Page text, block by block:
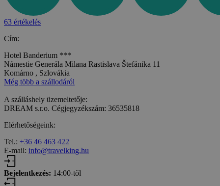
63 értékelés
Cím:
Hotel Banderium ***
Námestie Generála Milana Rastislava Štefánika 11
Komárno , Szlovákia
Még több a szállodáról
A szálláshely üzemeltetője:
DREAM s.r.o. Cégjegyzékszám: 36535818
Elérhetőségeink:
Tel.: +36 46 463 422
E-mail: info@travelking.hu
Bejelentkezés: 14:00-től